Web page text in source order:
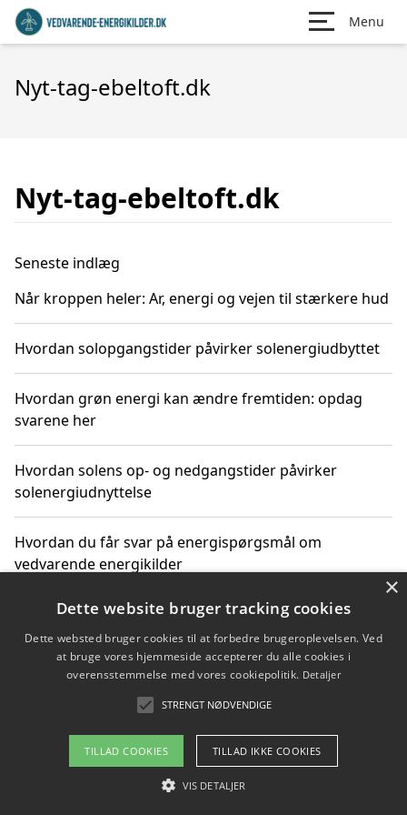
Menu
Nyt-tag-ebeltoft.dk
Nyt-tag-ebeltoft.dk
Seneste indlæg
Når kroppen heler: Ar, energi og vejen til stærkere hud
Hvordan solopgangstider påvirker solenergiudbyttet
Hvordan grøn energi kan ændre fremtiden: opdag
svarene her
Hvordan solens op- og nedgangstider påvirker
solenergiudnyttelse
Hvordan du får svar på energispørgsmål om
vedvarende energikilder
Copyright 2026 - Pilanto Aps
Om / kontakt
Blog Betingelser
×
Dette website bruger tracking cookies
Dette websted bruger cookies til at forbedre brugeroplevelsen. Ved
at bruge vores hjemmeside accepterer du alle cookies i
overensstemmelse med vores cookiepolitik. Detaljer
STRENGT NØDVENDIGE
TILLAD COOKIES TILLAD IKKE COOKIES
VIS DETALJER